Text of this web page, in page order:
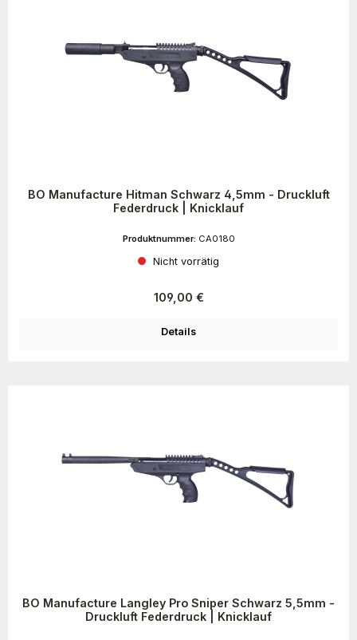
BO Manufacture Hitman Schwarz 4,5mm - Druckluft
Federdruck | Knicklauf
Produktnummer: CA0180
Nicht vorrätig
Regulärer Preis:
109,00 €
Details
BO Manufacture Langley Pro Sniper Schwarz 5,5mm -
Druckluft Federdruck | Knicklauf